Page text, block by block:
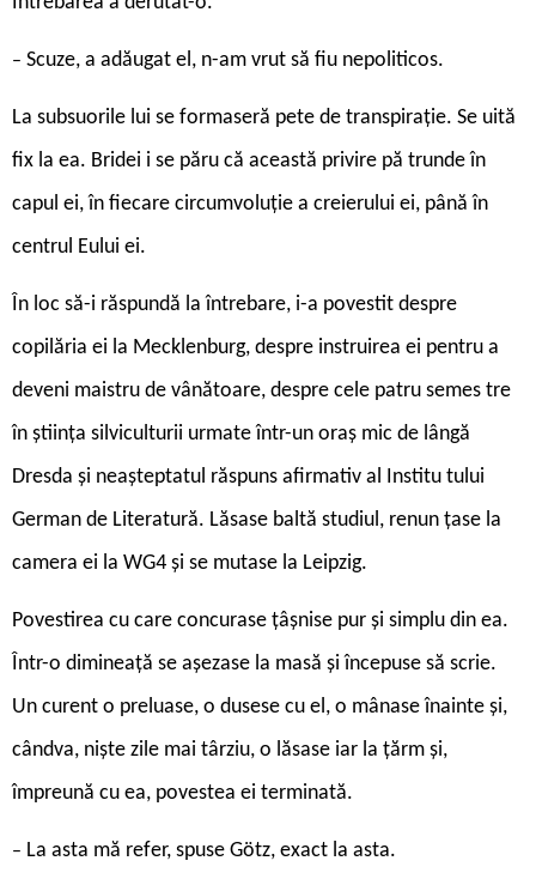
– Scuze, a adăugat el, n-am vrut să fiu nepoliticos.
La subsuorile lui se formaseră pete de transpirație. Se uită
fix la ea. Bridei i se păru că această privire pă trunde în
capul ei, în fiecare circumvoluție a creierului ei, până în
centrul Eului ei.
În loc să-i răspundă la întrebare, i-a povestit despre
copilăria ei la Mecklenburg, despre instruirea ei pentru a
deveni maistru de vânătoare, despre cele patru semes ­tre
în știința silviculturii urmate într-un oraș mic de lângă
Dresda și neașteptatul răspuns afirmativ al Institu tului
German de Literatură. Lăsase baltă studiul, renun ­țase la
camera ei la WG4 și se mutase la Leipzig.
Povestirea cu care concurase țâșnise pur și simplu din ea.
Într-o dimineață se așezase la masă și începuse să scrie.
Un curent o preluase, o dusese cu el, o mânase înainte și,
cândva, niște zile mai târziu, o lăsase iar la țărm și,
împreună cu ea, povestea ei terminată.
– La asta mă refer, spuse Götz, exact la asta.